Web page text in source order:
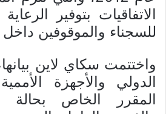
الاتفاقيات بتوفير
للسجناء والموقوفين
واختتمت سكاي لاين
الدولي والأجهزة
المقرر الخاص بحالة